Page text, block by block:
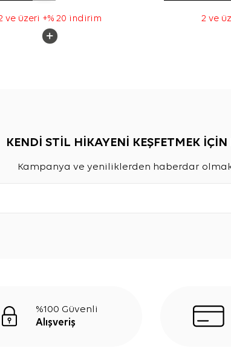
ve üzeri +% 20 indirim 2 ve
KENDİ STİL HİKAYENİ KEŞFETMEK
Kampanya ve yeniliklerden haberdar
%100 Güvenli
Alışveriş